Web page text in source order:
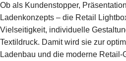
Ob als Kundenstopper,
Ladenkonzepts – die Retail
Vielseitigkeit, individuelle
Textildruck. Damit wird sie zur
Ladenbau und die moderne Retail-